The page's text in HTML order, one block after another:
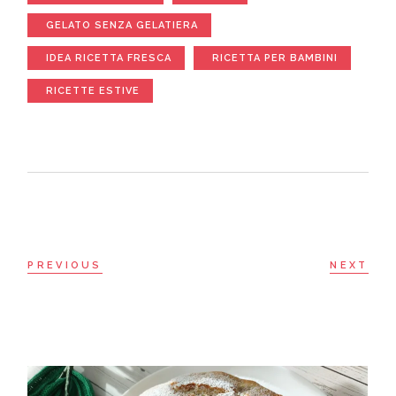
GELATO SENZA GELATIERA
IDEA RICETTA FRESCA RICETTA PER BAMBINI
RICETTE ESTIVE
PREVIOUS NEXT